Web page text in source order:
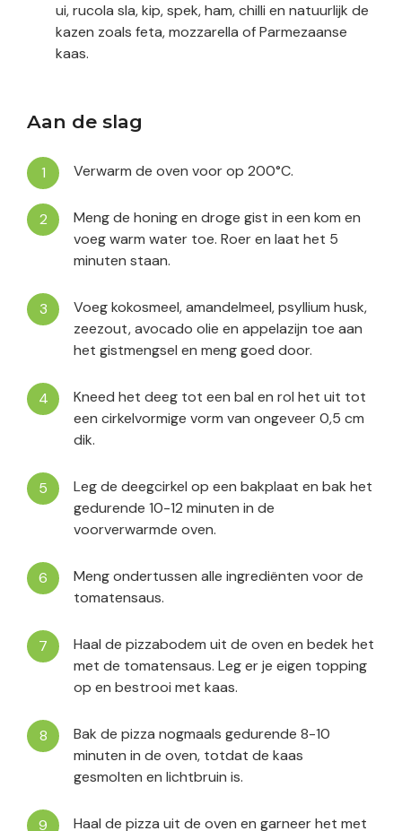
ui, rucola sla, kip, spek, ham, chilli en natuurlijk de
kazen zoals feta, mozzarella of Parmezaanse
kaas.
Aan de slag
Verwarm de oven voor op 200°C.
Meng de honing en droge gist in een kom en
voeg warm water toe. Roer en laat het 5
minuten staan.
Voeg kokosmeel, amandelmeel, psyllium husk,
zeezout, avocado olie en appelazijn toe aan
het gistmengsel en meng goed door.
Kneed het deeg tot een bal en rol het uit tot
een cirkelvormige vorm van ongeveer 0,5 cm
dik.
Leg de deegcirkel op een bakplaat en bak het
gedurende 10-12 minuten in de
voorverwarmde oven.
Meng ondertussen alle ingrediënten voor de
tomatensaus.
Haal de pizzabodem uit de oven en bedek het
met de tomatensaus. Leg er je eigen topping
op en bestrooi met kaas.
Bak de pizza nogmaals gedurende 8-10
minuten in de oven, totdat de kaas
gesmolten en lichtbruin is.
Haal de pizza uit de oven en garneer het met